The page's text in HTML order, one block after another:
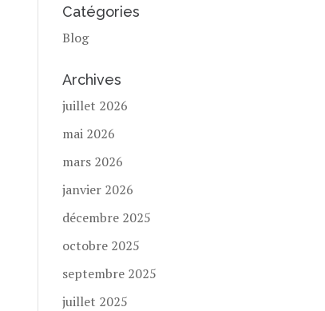
Catégories
Blog
Archives
juillet 2026
mai 2026
mars 2026
janvier 2026
décembre 2025
octobre 2025
septembre 2025
juillet 2025